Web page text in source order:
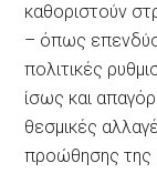
καθοριστούν
– όπως
πολιτικές
ίσως και
θεσμικές
προώθησης της